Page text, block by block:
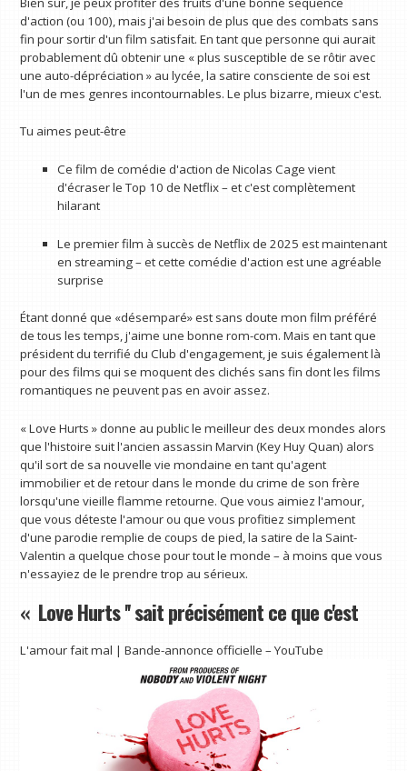
d'action (ou 100), mais j'ai besoin de plus que des combats sans
fin pour sortir d'un film satisfait. En tant que personne qui aurait
probablement dû obtenir une « plus susceptible de se rôtir avec
une auto-dépréciation » au lycée, la satire consciente de soi est
l'un de mes genres incontournables. Le plus bizarre, mieux c'est.
Tu aimes peut-être
Ce film de comédie d'action de Nicolas Cage vient
d'écraser le Top 10 de Netflix – et c'est complètement
hilarant
Le premier film à succès de Netflix de 2025 est maintenant
en streaming – et cette comédie d'action est une agréable
surprise
Étant donné que «désemparé» est sans doute mon film préféré
de tous les temps, j'aime une bonne rom-com. Mais en tant que
président du terrifié du Club d'engagement, je suis également là
pour des films qui se moquent des clichés sans fin dont les films
romantiques ne peuvent pas en avoir assez.
« Love Hurts » donne au public le meilleur des deux mondes alors
que l'histoire suit l'ancien assassin Marvin (Key Huy Quan) alors
qu'il sort de sa nouvelle vie mondaine en tant qu'agent
immobilier et de retour dans le monde du crime de son frère
lorsqu'une vieille flamme retourne. Que vous aimiez l'amour,
que vous déteste l'amour ou que vous profitiez simplement
d'une parodie remplie de coups de pied, la satire de la Saint-
Valentin a quelque chose pour tout le monde – à moins que vous
n'essayiez de le prendre trop au sérieux.
« Love Hurts '' sait précisément ce que c'est
L'amour fait mal | Bande-annonce officielle – YouTube